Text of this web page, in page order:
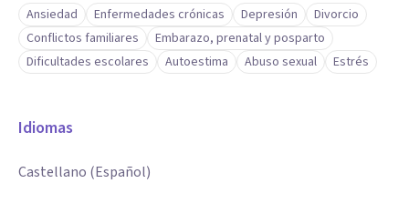
Ansiedad Enfermedades crónicas Depresión
Divorcio
Conflictos familiares
Embarazo, prenatal y posparto
Dificultades escolares
Autoestima Abuso sexual Estrés
Idiomas
Castellano (Español)